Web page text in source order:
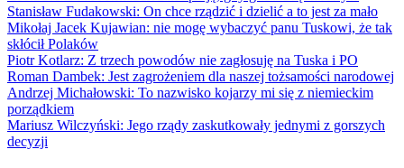
Stanisław Fudakowski: On chce rządzić i dzielić a to jest za mało
Mikołaj Jacek Kujawian: nie mogę wybaczyć panu Tuskowi, że tak
skłócił Polaków
Piotr Kotlarz: Z trzech powodów nie zagłosuję na Tuska i PO
Roman Dambek: Jest zagrożeniem dla naszej tożsamości narodowej
Andrzej Michałowski: To nazwisko kojarzy mi się z niemieckim
porządkiem
Mariusz Wilczyński: Jego rządy zaskutkowały jednymi z gorszych
decyzji